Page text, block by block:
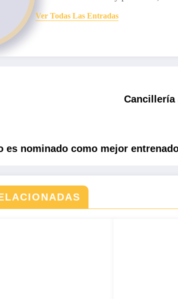
Ver Todas Las Entradas
Cancillería
es nominado como mejor